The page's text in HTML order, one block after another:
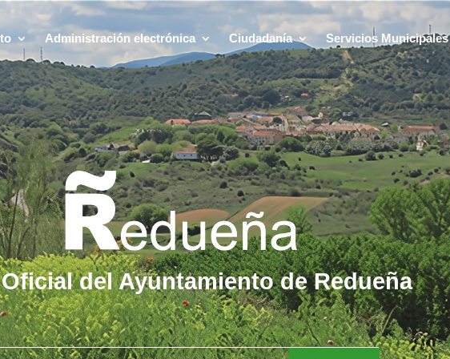
Administración electrónica Ciudadanía Servicios Municipales
del Ayuntamiento de Redueña